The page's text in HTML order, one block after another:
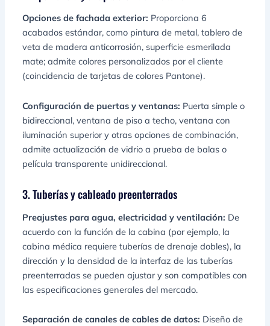
Opciones de fachada exterior: Proporciona 6
acabados estándar, como pintura de metal, tablero de
veta de madera anticorrosión, superficie esmerilada
mate; admite colores personalizados por el cliente
(coincidencia de tarjetas de colores Pantone).
Configuración de puertas y ventanas: Puerta simple o
bidireccional, ventana de piso a techo, ventana con
iluminación superior y otras opciones de combinación,
admite actualización de vidrio a prueba de balas o
película transparente unidireccional.
3. Tuberías y cableado preenterrados
Preajustes para agua, electricidad y ventilación: De
acuerdo con la función de la cabina (por ejemplo, la
cabina médica requiere tuberías de drenaje dobles), la
dirección y la densidad de la interfaz de las tuberías
preenterradas se pueden ajustar y son compatibles con
las especificaciones generales del mercado.
Separación de canales de cables de datos: Diseño de